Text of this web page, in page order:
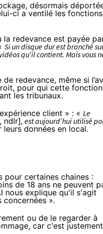
désormais
ci a ventilé les fonctions
la redevance est payée
Si un disque dur est branché
qu'il contient. Mais vous
redevance, même si
pour qui cette fonction
les tribunaux.
client » : « Le
ndlr], est aujourd’hui utilisé
données en local.
pour certaines chaines :
de 18 ans ne peuvent
nous explique qu'il s'agit
».
ou de le regarder à
car c'est justement